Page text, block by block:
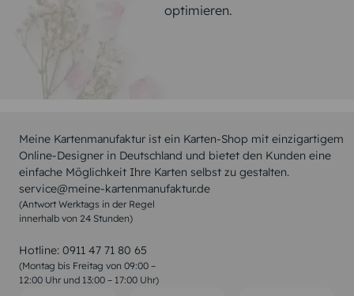
optimieren.
Meine Kartenmanufaktur ist ein Karten-Shop mit einzigartigem
Online-Designer in Deutschland und bietet den Kunden eine
einfache Möglichkeit Ihre Karten selbst zu gestalten.
service@meine-kartenmanufaktur.de
(Antwort Werktags in der Regel
innerhalb von 24 Stunden)
Hotline: 0911 47 71 80 65
(Montag bis Freitag von 09:00 –
12:00 Uhr und 13:00 – 17:00 Uhr)